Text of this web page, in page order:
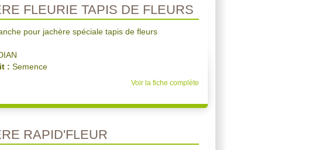
FLEURIE TAPIS DE FLEURS
pour jachère spéciale tapis de fleurs
: Semence
Voir la fiche complète
RAPID'FLEUR